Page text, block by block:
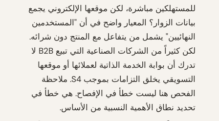
للمستهلكين مباشرة، لكن موقعها الإلكتروني يجمع
بيانات الزوار؟ المعيار واضح في أن "المستخدمين
النهائيين" يشمل من يتفاعل مع المنتج دون شرائه.
لكن كثيراً من الشركات الصناعية التي تبيع B2B لا
تدرك أن بوابة الخدمة الذاتية لعملائها أو موقعها
التسويقي يخلق التزامات بموجب S4. ملاحظة
الفحص هنا ليست خطأ في الإفصاح. هي خطأ في
تحديد نطاق الأهمية النسبية من الأساس.